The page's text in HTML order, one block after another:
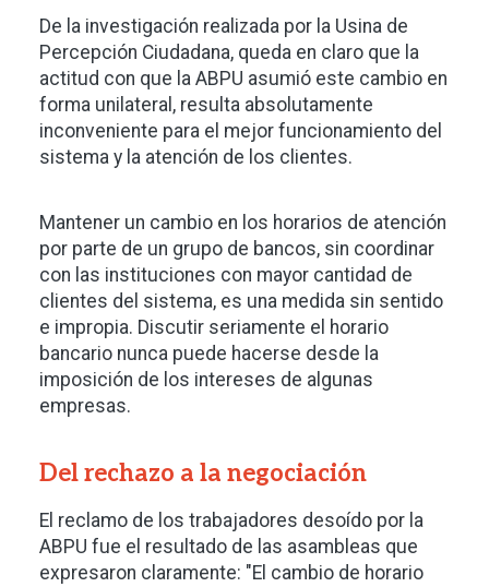
De la investigación realizada por la Usina de
Percepción Ciudadana, queda en claro que la
actitud con que la ABPU asumió este cambio en
forma unilateral, resulta absolutamente
inconveniente para el mejor funcionamiento del
sistema y la atención de los clientes.
Mantener un cambio en los horarios de atención
por parte de un grupo de bancos, sin coordinar
con las instituciones con mayor cantidad de
clientes del sistema, es una medida sin sentido
e impropia. Discutir seriamente el horario
bancario nunca puede hacerse desde la
imposición de los intereses de algunas
empresas.
Del rechazo a la negociación
El reclamo de los trabajadores desoído por la
ABPU fue el resultado de las asambleas que
expresaron claramente: "El cambio de horario